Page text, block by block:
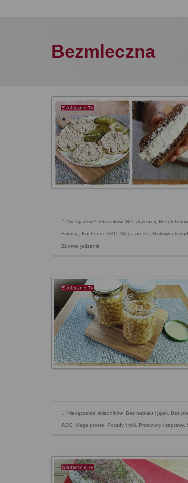
Bezmleczna
'Nie-łączenie' składników, Bez pszenicy,
Kolacja, Kuchenne ABC, Mega proste,
Zdrowe jedzenie
'Nie-łączenie' składników, Bez nabiału i jajek, Bez
ABC, Mega proste, Porady i triki, Przetwory i zaprawy,